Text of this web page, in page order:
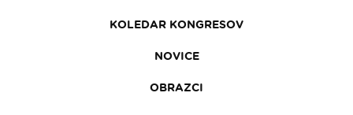
KOLEDAR KONGRESOV
NOVICE
OBRAZCI